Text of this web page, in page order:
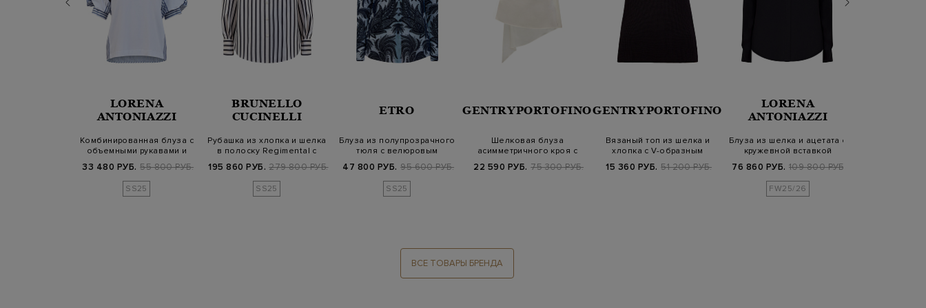
LORENA
ANTONIAZZI
Комбинированная блуза с
объемными рукавами и
33 480 РУБ. 55 800 РУБ.
SS25
BRUNELLO
CUCINELLI
Рубашка из хлопка и шелка
в полоску Regimental с
195 860 РУБ. 279 800 РУБ.
SS25
ETRO
Блуза из полупрозрачного
тюля с велюровым
47 800 РУБ. 95 600 РУБ.
SS25
GENTRYPORTOFINO
Шелковая блуза
асимметричного кроя с
22 590 РУБ. 75 300 РУБ.
GENTRYPORTOFINO
Вязаный топ из шелка и
хлопка с V-образным
15 360 РУБ. 51 200 РУБ.
LORENA
ANTONIAZZI
Блуза из шелка и ацетата с
кружевной вставкой
76 860 РУБ. 109 800 РУБ.
FW25/26
ВСЕ ТОВАРЫ БРЕНДА